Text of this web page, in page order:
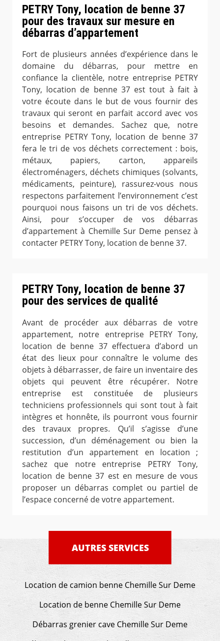
PETRY Tony, location de benne 37
pour des travaux sur mesure en
débarras d’appartement
Fort de plusieurs années d’expérience dans le
domaine du débarras, pour mettre en
confiance la clientèle, notre entreprise PETRY
Tony, location de benne 37 est tout à fait à
votre écoute dans le but de vous fournir des
travaux qui seront en parfait accord avec vos
besoins et demandes. Sachez que, notre
entreprise PETRY Tony, location de benne 37
fera le tri de vos déchets correctement : bois,
métaux, papiers, carton, appareils
électroménagers, déchets chimiques (solvants,
médicaments, peinture), rassurez-vous nous
respectons parfaitement l’environnement c’est
pourquoi nous faisons un tri de vos déchets.
Ainsi, pour s’occuper de vos débarras
d’appartement à Chemille Sur Deme pensez à
contacter PETRY Tony, location de benne 37.
PETRY Tony, location de benne 37
pour des services de qualité
Avant de procéder aux débarras de votre
appartement, notre entreprise PETRY Tony,
location de benne 37 effectuera d’abord un
état des lieux pour connaître le volume des
objets à débarrasser, de faire un inventaire des
objets qui peuvent être récupérer. Notre
entreprise est constituée de plusieurs
techniciens professionnels qui sont tout à fait
intègres et honnête, ils pourront vous fournir
des travaux propres. Qu’il s’agisse d’une
succession, d’un déménagement ou bien la
restitution d’un appartement en location ;
sachez que notre entreprise PETRY Tony,
location de benne 37 est en mesure de vous
proposer un débarras complet ou partiel de
l’espace concerné de votre appartement.
AUTRES SERVICES
Location de camion benne Chemille Sur Deme
Location de benne Chemille Sur Deme
Débarras grenier cave Chemille Sur Deme